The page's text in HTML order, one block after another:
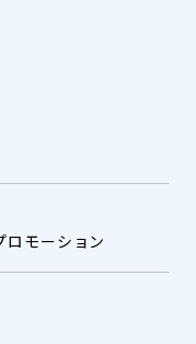
ロモーション